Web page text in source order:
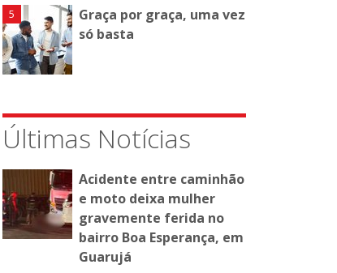
Graça por graça, uma vez
só basta
Últimas Notícias
Acidente entre caminhão
e moto deixa mulher
gravemente ferida no
bairro Boa Esperança, em
Guarujá